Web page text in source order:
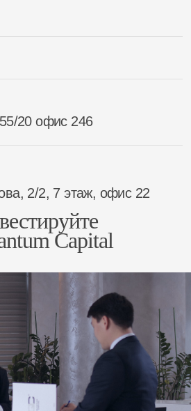
20 офис 246
2/2, 7 этаж, офис 22
Capital